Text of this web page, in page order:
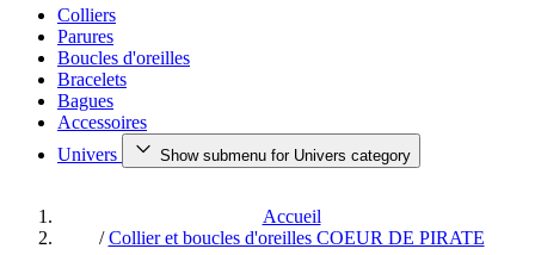
Colliers
Parures
Boucles d'oreilles
Bracelets
Bagues
Accessoires
Univers
Show submenu for Univers category
Accueil
/ Collier et boucles d'oreilles COEUR DE PIRATE